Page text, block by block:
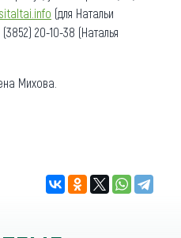
(для Натальи
20-10-38 (Наталья
Михова.